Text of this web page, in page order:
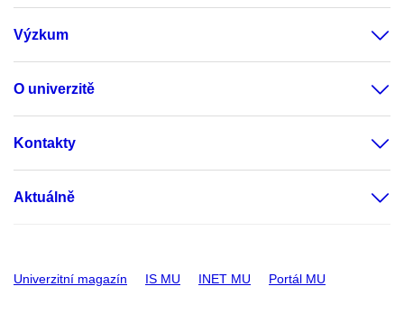
Výzkum
O univerzitě
Kontakty
Aktuálně
Univerzitní magazín IS MU INET MU Portál MU